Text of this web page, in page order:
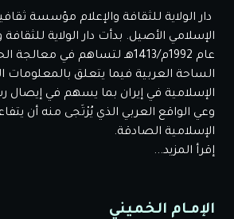
دار الولاية للثقافة والإعلام مؤسسة
الإسلامي الأصيل. بدأت دار الولاية
عام 1992م/1413هـ لتساهم في
الساحة العربية فيما يتعلق بالمعلومات
الإسلامية في إيران بما يسهم في إيصال
وعي الواقع العربي الذي يُرْتَجى منه أن
الإسلامية الصادقة.
إقرأ المزيد...
الإمـام الخميني